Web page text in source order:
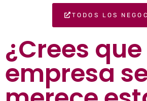
TODOS LOS
¿Crees
empresa